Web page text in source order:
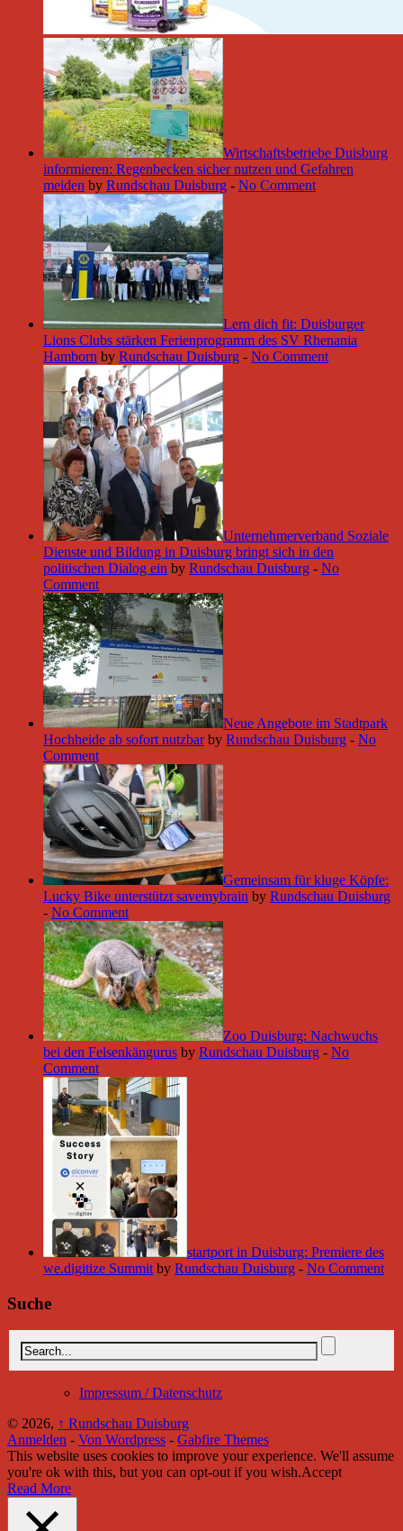
Wirtschaftsbetriebe Duisburg
informieren: Regenbecken sicher nutzen und Gefahren
meiden by Rundschau Duisburg - No Comment
Lern dich fit: Duisburger
Lions Clubs stärken Ferienprogramm des SV Rhenania
Hamborn by Rundschau Duisburg - No Comment
Unternehmerverband Soziale
Dienste und Bildung in Duisburg bringt sich in den
politischen Dialog ein by Rundschau Duisburg - No
Comment
Neue Angebote im Stadtpark
Hochheide ab sofort nutzbar by Rundschau Duisburg - No
Comment
Gemeinsam für kluge Köpfe:
Lucky Bike unterstützt savemybrain by Rundschau Duisburg
- No Comment
Zoo Duisburg: Nachwuchs
bei den Felsenkängurus by Rundschau Duisburg - No
Comment
startport in Duisburg: Premiere des
we.digitize Summit by Rundschau Duisburg - No Comment
Suche
Impressum / Datenschutz
© 2026, ↑ Rundschau Duisburg
Anmelden - Von Wordpress - Gabfire Themes
This website uses cookies to improve your experience. We'll assume
you're ok with this, but you can opt-out if you wish.Accept
Read More